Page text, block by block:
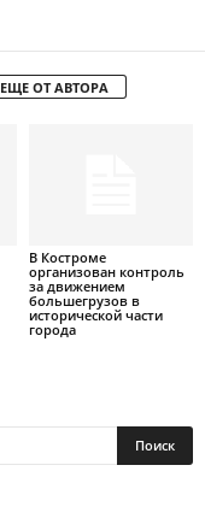
ЕЩЕ ОТ АВТОРА
В Костроме
организован контроль
за движением
большегрузов в
исторической части
города